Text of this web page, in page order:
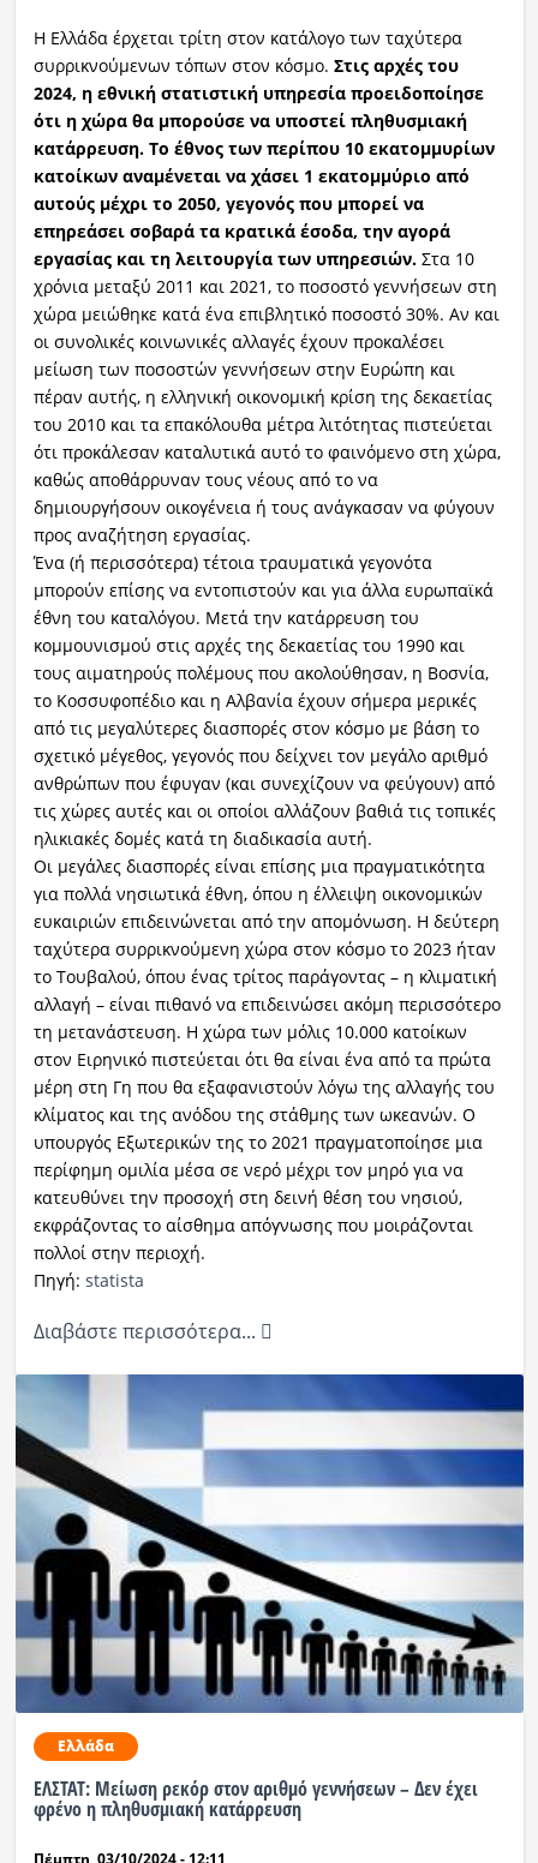
Η Ελλάδα έρχεται τρίτη στον κατάλογο των ταχύτερα
συρρικνούμενων τόπων στον κόσμο. Στις αρχές του
2024, η εθνική στατιστική υπηρεσία προειδοποίησε
ότι η χώρα θα μπορούσε να υποστεί πληθυσμιακή
κατάρρευση. Το έθνος των περίπου 10 εκατομμυρίων
κατοίκων αναμένεται να χάσει 1 εκατομμύριο από
αυτούς μέχρι το 2050, γεγονός που μπορεί να
επηρεάσει σοβαρά τα κρατικά έσοδα, την αγορά
εργασίας και τη λειτουργία των υπηρεσιών.Στα 10
χρόνια μεταξύ 2011 και 2021, το ποσοστό γεννήσεων στη
χώρα μειώθηκε κατά ένα επιβλητικό ποσοστό 30%. Αν και
οι συνολικές κοινωνικές αλλαγές έχουν προκαλέσει
μείωση των ποσοστών γεννήσεων στην Ευρώπη και
πέραν αυτής, η ελληνική οικονομική κρίση της δεκαετίας
του 2010 και τα επακόλουθα μέτρα λιτότητας πιστεύεται
ότι προκάλεσαν καταλυτικά αυτό το φαινόμενο στη χώρα,
καθώς αποθάρρυναν τους νέους από το να
δημιουργήσουν οικογένεια ή τους ανάγκασαν να φύγουν
προς αναζήτηση εργασίας.
Ένα (ή περισσότερα) τέτοια τραυματικά γεγονότα
μπορούν επίσης να εντοπιστούν και για άλλα ευρωπαϊκά
έθνη του καταλόγου. Μετά την κατάρρευση του
κομμουνισμού στις αρχές της δεκαετίας του 1990 και
τους αιματηρούς πολέμους που ακολούθησαν, η Βοσνία,
το Κοσσυφοπέδιο και η Αλβανία έχουν σήμερα μερικές
από τις μεγαλύτερες διασπορές στον κόσμο με βάση το
σχετικό μέγεθος, γεγονός που δείχνει τον μεγάλο αριθμό
ανθρώπων που έφυγαν (και συνεχίζουν να φεύγουν) από
τις χώρες αυτές και οι οποίοι αλλάζουν βαθιά τις τοπικές
ηλικιακές δομές κατά τη διαδικασία αυτή.
Οι μεγάλες διασπορές είναι επίσης μια πραγματικότητα
για πολλά νησιωτικά έθνη, όπου η έλλειψη οικονομικών
ευκαιριών επιδεινώνεται από την απομόνωση. Η δεύτερη
ταχύτερα συρρικνούμενη χώρα στον κόσμο το 2023 ήταν
το Τουβαλού, όπου ένας τρίτος παράγοντας – η κλιματική
αλλαγή – είναι πιθανό να επιδεινώσει ακόμη περισσότερο
τη μετανάστευση. Η χώρα των μόλις 10.000 κατοίκων
στον Ειρηνικό πιστεύεται ότι θα είναι ένα από τα πρώτα
μέρη στη Γη που θα εξαφανιστούν λόγω της αλλαγής του
κλίματος και της ανόδου της στάθμης των ωκεανών. Ο
υπουργός Εξωτερικών της το 2021 πραγματοποίησε μια
περίφημη ομιλία μέσα σε νερό μέχρι τον μηρό για να
κατευθύνει την προσοχή στη δεινή θέση του νησιού,
εκφράζοντας το αίσθημα απόγνωσης που μοιράζονται
πολλοί στην περιοχή.
Πηγή: statista
Διαβάστε περισσότερα...
Ελλάδα
ΕΛΣΤΑΤ: Μείωση ρεκόρ στον αριθμό γεννήσεων – Δεν έχει
φρένο η πληθυσμιακή κατάρρευση
Πέμπτη, 03/10/2024 - 12:11